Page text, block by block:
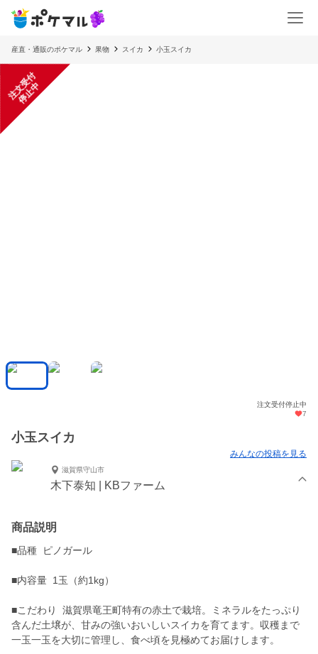
産直・通販のポケマル 果物 スイカ 小玉スイカ
注
文
受
付
停
止
中
注文受付停止中
7
小玉スイカ
みんなの投稿を見る
滋賀県守山市
木下泰知 | KBファーム
商品説明
■品種 ピノガール
■内容量 1玉（約1kg）
■こだわり 滋賀県竜王町特有の赤土で栽培。ミネラルをたっぷり
含んだ土壌が、甘みの強いおいしいスイカを育てます。収穫まで
一玉一玉を大切に管理し、食べ頃を見極めてお届けします。